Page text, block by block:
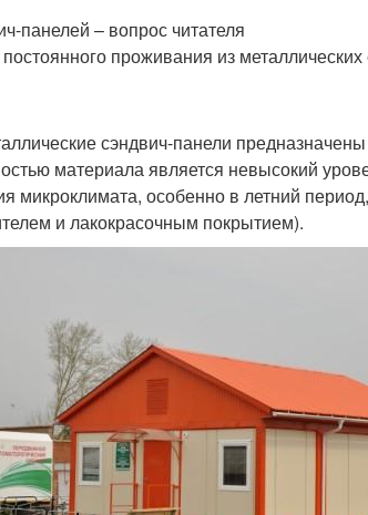
панелей – вопрос читателя
проживания из
сэндвич-панели
материала является невысокий
микроклимата, особенно в летний
и лакокрасочным покрытием).